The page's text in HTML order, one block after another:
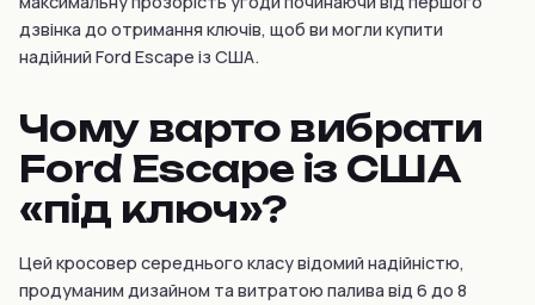
дзвінка до отримання ключів, щоб ви могли купити
надійний Ford Escape із США.
Чому варто вибрати
Ford Escape із США
«під ключ»?
Цей кросовер середнього класу відомий надійністю,
продуманим дизайном та витратою палива від 6 до 8